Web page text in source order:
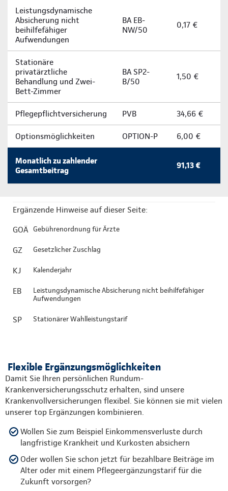
Leistungsdynamische
Absicherung nicht
beihilfefähiger
Aufwendungen
BA EB-
NW/50
0,17 €
Stationäre
privatärztliche
Behandlung und Zwei-
Bett-Zimmer
BA SP2-
B/50
1,50 €
Pflegepflichtversicherung PVB 34,66 €
Optionsmöglichkeiten OPTION-P 6,00 €
Monatlich zu zahlender
Gesamtbeitrag
91,13 €
Ergänzende Hinweise auf dieser Seite:
GOÄ Gebührenordnung für Ärzte
GZ Gesetzlicher Zuschlag
KJ Kalenderjahr
EB
Leistungsdynamische Absicherung nicht beihilfefähiger
Aufwendungen
SP Stationärer Wahlleistungstarif
Flexible Ergänzungsmöglichkeiten
Damit Sie Ihren persönlichen Rundum-
Krankenversicherungsschutz erhalten, sind unsere
Krankenvollversicherungen flexibel. Sie können sie mit vielen
unserer top Ergänzungen kombinieren.
Wollen Sie zum Beispiel Einkommensverluste durch
langfristige Krankheit und Kurkosten absichern
Oder wollen Sie schon jetzt für bezahlbare Beiträge im
Alter oder mit einem Pflegeergänzungstarif für die
Zukunft vorsorgen?